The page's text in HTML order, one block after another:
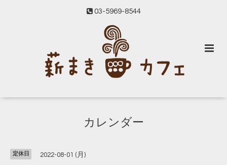
03-5969-8544
カレンダー
定休日 2022-08-01 (月)